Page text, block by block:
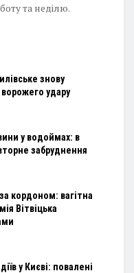
та неділю.
знову
удару
у водоймах: в
забруднення
кордоном: вагітна
Вітвіцька
у Києві: повалені